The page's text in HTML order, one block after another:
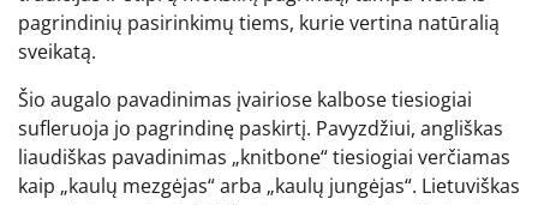
pagrindinių pasirinkimų tiems, kurie vertina natūralią
sveikatą.
Šio augalo pavadinimas įvairiose kalbose tiesiogiai
sufleruoja jo pagrindinę paskirtį. Pavyzdžiui, angliškas
liaudiškas pavadinimas „knitbone“ tiesiogiai verčiamas
kaip „kaulų mezgėjas“ arba „kaulų jungėjas“. Lietuviškas